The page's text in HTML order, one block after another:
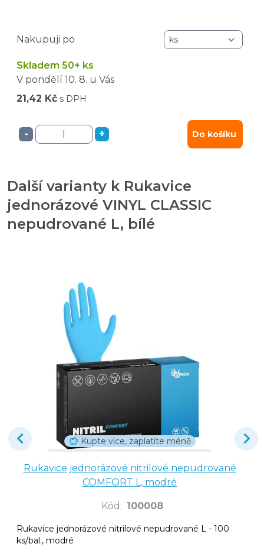
Nakupuji po
Skladem 50+ ks
V pondělí 10. 8. u Vás
21,42 Kč s DPH
- + Do košíku
Další varianty k Rukavice
jednorázové VINYL CLASSIC
nepudrované L, bílé
Kupte více, zaplatíte méně
Rukavice jednorázové nitrilové nepudrované
COMFORT L, modré
Kód : 100008
Rukavice jednorázové nitrilové nepudrované L - 100
ks/bal., modré